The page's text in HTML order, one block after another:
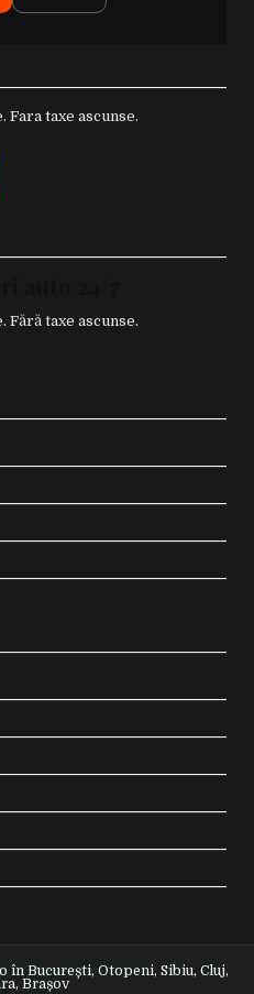
taxe ascunse.
taxe ascunse.
în București, Otopeni, Sibiu, Cluj,
Brașov